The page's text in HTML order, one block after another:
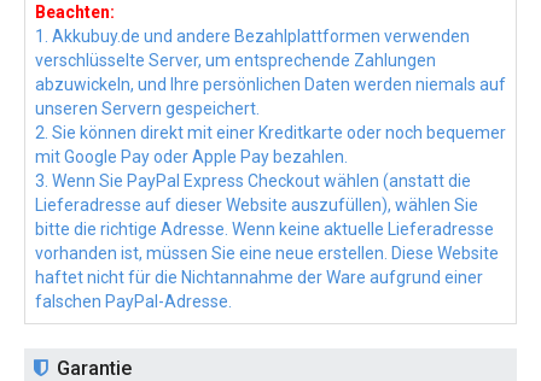
Beachten:
1. Akkubuy.de und andere Bezahlplattformen verwenden
verschlüsselte Server, um entsprechende Zahlungen
abzuwickeln, und Ihre persönlichen Daten werden niemals auf
unseren Servern gespeichert.
2. Sie können direkt mit einer Kreditkarte oder noch bequemer
mit Google Pay oder Apple Pay bezahlen.
3. Wenn Sie PayPal Express Checkout wählen (anstatt die
Lieferadresse auf dieser Website auszufüllen), wählen Sie
bitte die richtige Adresse. Wenn keine aktuelle Lieferadresse
vorhanden ist, müssen Sie eine neue erstellen. Diese Website
haftet nicht für die Nichtannahme der Ware aufgrund einer
falschen PayPal-Adresse.
Garantie